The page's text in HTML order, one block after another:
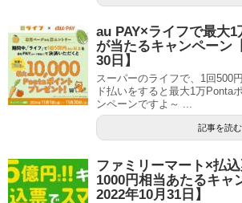
au PAY×ライフで最大
が当たるキャンペーン
30日】
スーパーのライフで、1回500
ド払いをすると最大1万Ponta
ンペーンですよ～ ...
記事を読む
ファミリーマート×払
1000円相当あたるキャ
2022年10月31日】